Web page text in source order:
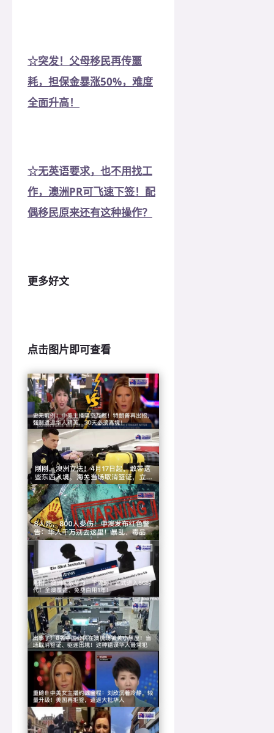
☆突发！父母移民再传噩
耗，担保金暴涨50%，难度
全面升高！
☆无英语要求，也不用找工
作，澳洲PR可飞速下签！配
偶移民原来还有这种操作？
更多好文
点击图片即可查看